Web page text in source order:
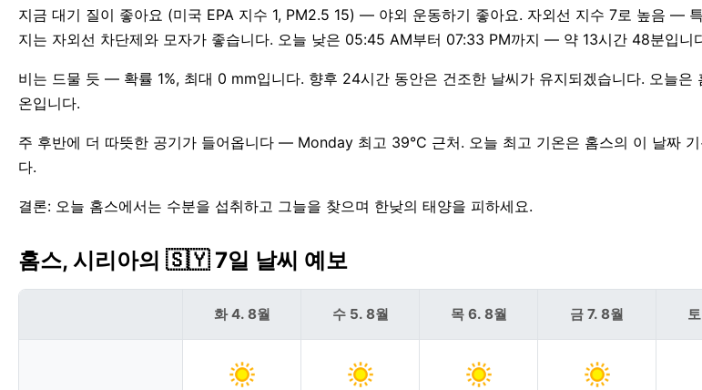
지금 대기 질이 좋아요 (미국 EPA 지수 1, PM2.5 15) — 야외 운동하기 좋아요. 자외선 지수 7로 높음 —
지는 자외선 차단제와 모자가 좋습니다. 오늘 낮은 05:45 AM부터 07:33 PM까지 — 약 13시간 48분입니
비는 드물 듯 — 확률 1%, 최대 0 mm입니다. 향후 24시간 동안은 건조한 날씨가 유지되겠습니다. 오늘은
온입니다.
주 후반에 더 따뜻한 공기가 들어옵니다 — Monday 최고 39°C 근처. 오늘 최고 기온은 홈스의 이 날짜
다.
결론: 오늘 홈스에서는 수분을 섭취하고 그늘을 찾으며 한낮의 태양을 피하세요.
홈스, 시리아의 🇸🇾 7일 날씨 예보
화 4. 8월 수 5. 8월 목 6. 8월 금 7. 8월